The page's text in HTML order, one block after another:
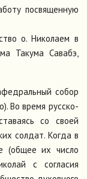
посвященную
о. Николаем в
Такума Савабэ,
собор
Во время русско-
со своей
солдат. Когда в
(общее их число
с согласия